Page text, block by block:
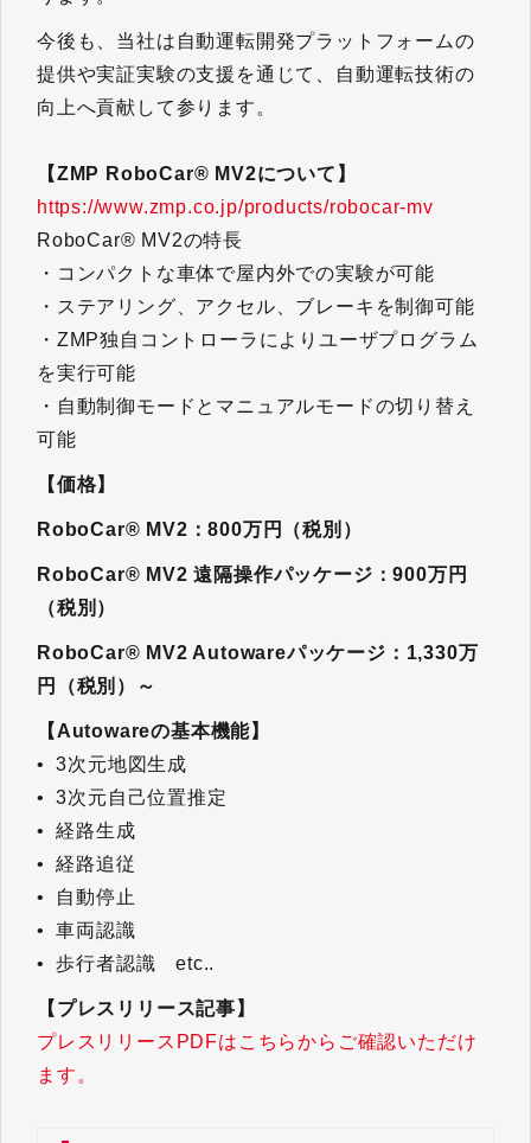
今後も、当社は自動運転開発プラットフォームの
提供や実証実験の支援を通じて、自動運転技術の
向上へ貢献して参ります。
【ZMP RoboCar® MV2について】
https://www.zmp.co.jp/products/robocar-mv
RoboCar® MV2の特長
・コンパクトな車体で屋内外での実験が可能
・ステアリング、アクセル、ブレーキを制御可能
・ZMP独自コントローラによりユーザプログラム
を実行可能
・自動制御モードとマニュアルモードの切り替え
可能
【価格】
RoboCar® MV2：800万円（税別）
RoboCar® MV2 遠隔操作パッケージ：900万円
（税別）
RoboCar® MV2 Autowareパッケージ：1,330万
円（税別）～
【Autowareの基本機能】
• 3次元地図生成
• 3次元自己位置推定
• 経路生成
• 経路追従
• 自動停止
• 車両認識
• 歩行者認識 etc..
【プレスリリース記事】
プレスリリースPDFはこちらからご確認いただけ
ます。